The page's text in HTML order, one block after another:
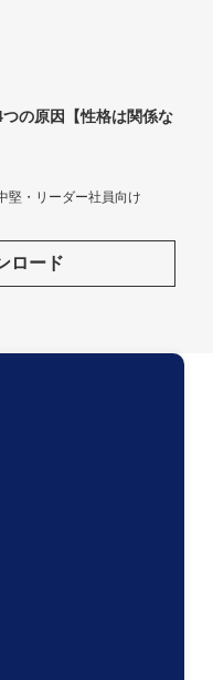
つの原因【性格は関係な
堅・リーダー社員向け
ロード